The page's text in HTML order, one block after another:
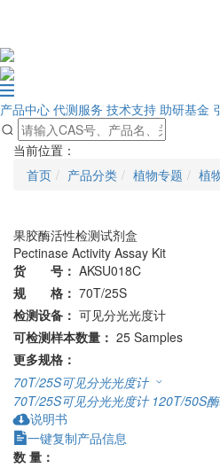
产品中心 代测服务 技术支持 助研基金
当前位置：
首页
产品分类 植物专题 植
果胶酶活性检测试剂盒
Pectinase Activity Assay Kit
货 号： AKSU018C
规 格： 70T/25S
检测设备： 可见分光光度计
可检测样本数量： 25 Samples
更多规格：
70T/25S可见分光光度计
70T/25S可见分光光度计 120T/50S
说明书
一键复制产品信息
数 量：